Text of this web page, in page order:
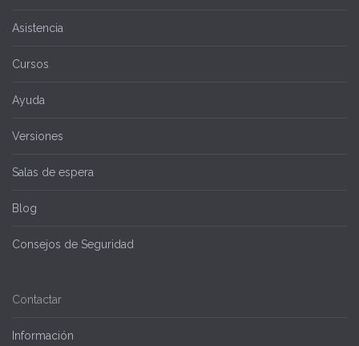
Asistencia
Cursos
Ayuda
Versiones
Salas de espera
Blog
Consejos de Seguridad
Contactar
Información